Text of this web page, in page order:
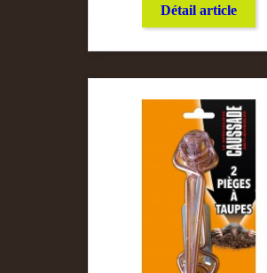
Détail article